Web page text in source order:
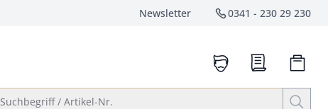
Newsletter Service-
0341 - 230 29 230
anrufen
Suchbegriff / Artikel-Nr.